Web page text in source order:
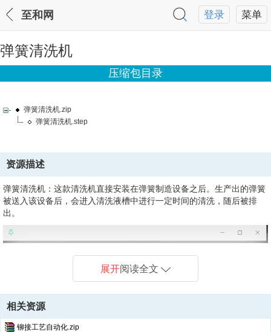
菜单
登录
至和网
弹簧清洗机
压缩包目录
弹簧清洗机.zip
弹簧清洗机.step
资源描述
弹簧清洗机： 这款清洗机直接安装在弹簧制造设备之后。生产出的弹簧
被送入该设备后，会进入清洗液槽中进行一定时间的清洗，随后被排
出。
展开阅读全文
相关资源
铆接工艺自动化.zip